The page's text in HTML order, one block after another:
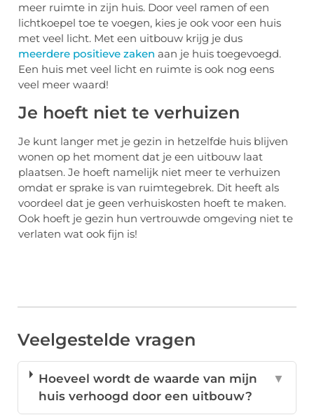
meer ruimte in zijn huis. Door veel ramen of een
lichtkoepel toe te voegen, kies je ook voor een huis
met veel licht. Met een uitbouw krijg je dus
meerdere positieve zaken aan je huis toegevoegd.
Een huis met veel licht en ruimte is ook nog eens
veel meer waard!
Je hoeft niet te verhuizen
Je kunt langer met je gezin in hetzelfde huis blijven
wonen op het moment dat je een uitbouw laat
plaatsen. Je hoeft namelijk niet meer te verhuizen
omdat er sprake is van ruimtegebrek. Dit heeft als
voordeel dat je geen verhuiskosten hoeft te maken.
Ook hoeft je gezin hun vertrouwde omgeving niet te
verlaten wat ook fijn is!
Veelgestelde vragen
Hoeveel wordt de waarde van mijn
huis verhoogd door een uitbouw?
▼